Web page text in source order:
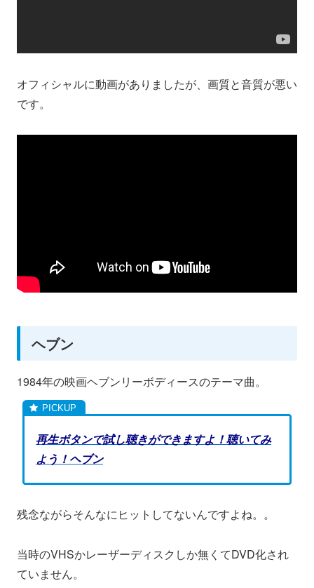
オフィシャルに動画がありましたが、画質と音質が悪い
です。
ヘブン
1984年の映画ヘブンリーボディースのテーマ曲。
再生ボタンで試し聴きができますよ！聴いてみ
よう！ヘブン
残念ながらそんなにヒットしてないんですよね。。
当時のVHSかレーザーディスクしか無くてDVD化され
ていません。